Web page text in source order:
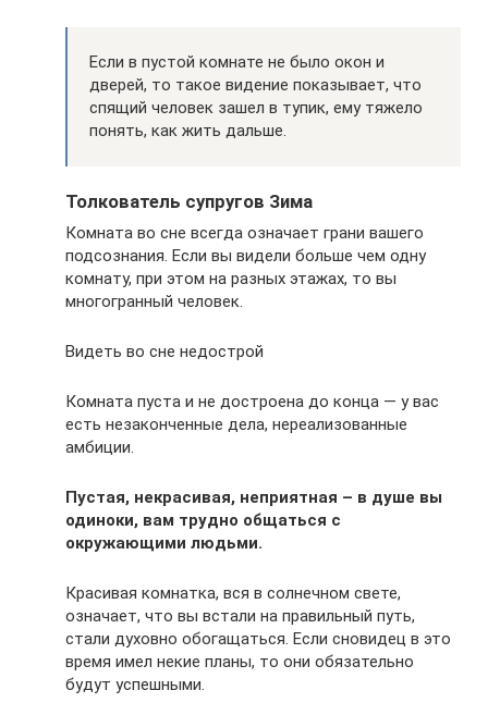
Если в пустой комнате не было окон и
дверей, то такое видение показывает, что
спящий человек зашел в тупик, ему тяжело
понять, как жить дальше.
Толкователь супругов Зима
Комната во сне всегда означает грани вашего
подсознания. Если вы видели больше чем одну
комнату, при этом на разных этажах, то вы
многогранный человек.
Видеть во сне недострой
Комната пуста и не достроена до конца — у вас
есть незаконченные дела, нереализованные
амбиции.
Пустая, некрасивая, неприятная – в душе вы
одиноки, вам трудно общаться с
окружающими людьми.
Красивая комнатка, вся в солнечном свете,
означает, что вы встали на правильный путь,
стали духовно обогащаться. Если сновидец в это
время имел некие планы, то они обязательно
будут успешными.